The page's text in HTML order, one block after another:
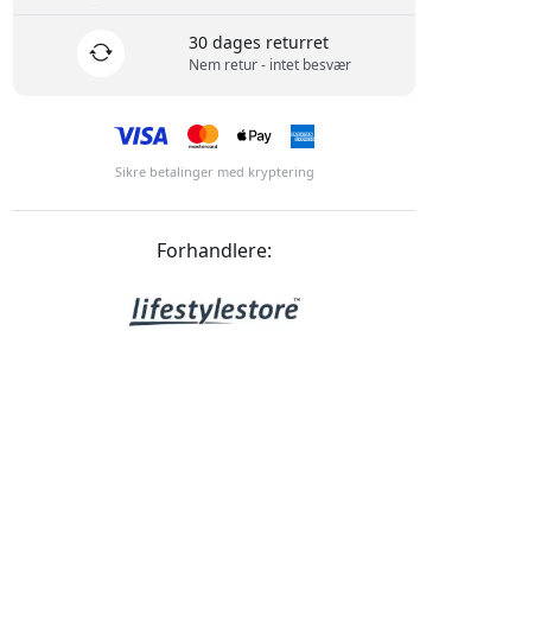
30 dages returret
Nem retur - intet besvær
Sikre betalinger med kryptering
Forhandlere: